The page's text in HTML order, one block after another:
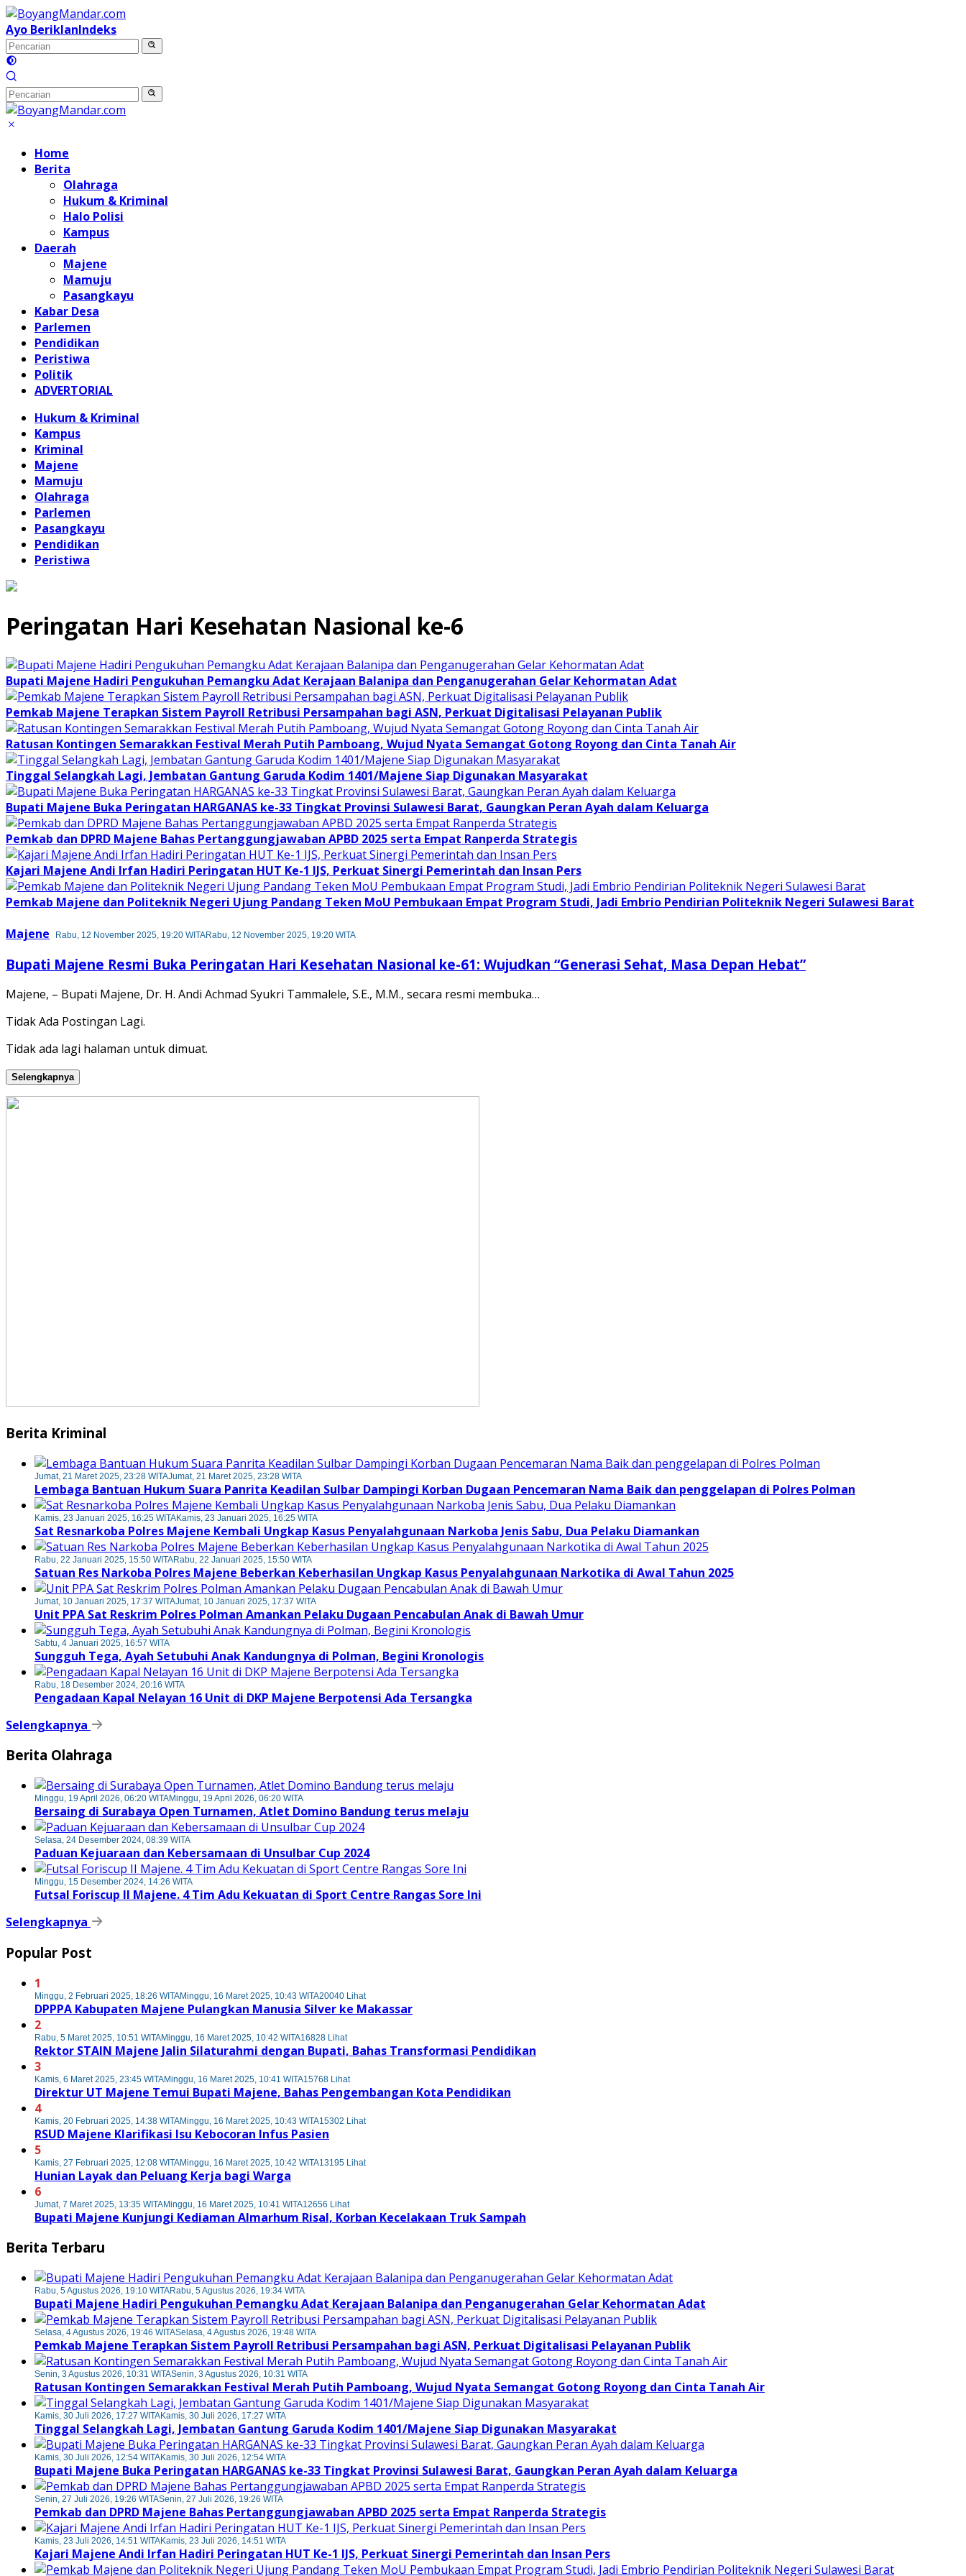
Langsung
ke
konten
Ayo BeriklanIndeks
Home
Berita
Olahraga
Hukum & Kriminal
Halo Polisi
Kampus
Daerah
Majene
Mamuju
Pasangkayu
Kabar Desa
Parlemen
Pendidikan
Peristiwa
Politik
ADVERTORIAL
Hukum & Kriminal
Kampus
Kriminal
Majene
Mamuju
Olahraga
Parlemen
Pasangkayu
Pendidikan
Peristiwa
Peringatan Hari Kesehatan Nasional ke-6
Bupati Majene Hadiri Pengukuhan Pemangku Adat Kerajaan Balanipa dan Penganugerahan Gelar Kehormatan Adat
Pemkab Majene Terapkan Sistem Payroll Retribusi Persampahan bagi ASN, Perkuat Digitalisasi Pelayanan Publik
Ratusan Kontingen Semarakkan Festival Merah Putih Pamboang, Wujud Nyata Semangat Gotong Royong dan Cinta Tanah Air
Tinggal Selangkah Lagi, Jembatan Gantung Garuda Kodim 1401/Majene Siap Digunakan Masyarakat
Bupati Majene Buka Peringatan HARGANAS ke-33 Tingkat Provinsi Sulawesi Barat, Gaungkan Peran Ayah dalam Keluarga
Pemkab dan DPRD Majene Bahas Pertanggungjawaban APBD 2025 serta Empat Ranperda Strategis
Kajari Majene Andi Irfan Hadiri Peringatan HUT Ke-1 IJS, Perkuat Sinergi Pemerintah dan Insan Pers
Pemkab Majene dan Politeknik Negeri Ujung Pandang Teken MoU Pembukaan Empat Program Studi, Jadi Embrio Pendirian Politeknik Negeri Sulawesi Barat
Majene
Rabu, 12 November 2025, 19:20 WITARabu, 12 November 2025, 19:20 WITA
Bupati Majene Resmi Buka Peringatan Hari Kesehatan Nasional ke-61: Wujudkan “Generasi Sehat, Masa Depan Hebat”
Majene, – Bupati Majene, Dr. H. Andi Achmad Syukri Tammalele, S.E., M.M., secara resmi membuka…
Tidak Ada Postingan Lagi.
Tidak ada lagi halaman untuk dimuat.
Selengkapnya
Berita Kriminal
Jumat, 21 Maret 2025, 23:28 WITAJumat, 21 Maret 2025, 23:28 WITA
Lembaga Bantuan Hukum Suara Panrita Keadilan Sulbar Dampingi Korban Dugaan Pencemaran Nama Baik dan penggelapan di Polres Polman
Kamis, 23 Januari 2025, 16:25 WITAKamis, 23 Januari 2025, 16:25 WITA
Sat Resnarkoba Polres Majene Kembali Ungkap Kasus Penyalahgunaan Narkoba Jenis Sabu, Dua Pelaku Diamankan
Rabu, 22 Januari 2025, 15:50 WITARabu, 22 Januari 2025, 15:50 WITA
Satuan Res Narkoba Polres Majene Beberkan Keberhasilan Ungkap Kasus Penyalahgunaan Narkotika di Awal Tahun 2025
Jumat, 10 Januari 2025, 17:37 WITAJumat, 10 Januari 2025, 17:37 WITA
Unit PPA Sat Reskrim Polres Polman Amankan Pelaku Dugaan Pencabulan Anak di Bawah Umur
Sabtu, 4 Januari 2025, 16:57 WITA
Sungguh Tega, Ayah Setubuhi Anak Kandungnya di Polman, Begini Kronologis
Rabu, 18 Desember 2024, 20:16 WITA
Pengadaan Kapal Nelayan 16 Unit di DKP Majene Berpotensi Ada Tersangka
Selengkapnya
Berita Olahraga
Minggu, 19 April 2026, 06:20 WITAMinggu, 19 April 2026, 06:20 WITA
Bersaing di Surabaya Open Turnamen, Atlet Domino Bandung terus melaju
Selasa, 24 Desember 2024, 08:39 WITA
Paduan Kejuaraan dan Kebersamaan di Unsulbar Cup 2024
Minggu, 15 Desember 2024, 14:26 WITA
Futsal Foriscup II Majene. 4 Tim Adu Kekuatan di Sport Centre Rangas Sore Ini
Selengkapnya
Popular Post
1
Minggu, 2 Februari 2025, 18:26 WITAMinggu, 16 Maret 2025, 10:43 WITA20040 Lihat
DPPPA Kabupaten Majene Pulangkan Manusia Silver ke Makassar
2
Rabu, 5 Maret 2025, 10:51 WITAMinggu, 16 Maret 2025, 10:42 WITA16828 Lihat
Rektor STAIN Majene Jalin Silaturahmi dengan Bupati, Bahas Transformasi Pendidikan
3
Kamis, 6 Maret 2025, 23:45 WITAMinggu, 16 Maret 2025, 10:41 WITA15768 Lihat
Direktur UT Majene Temui Bupati Majene, Bahas Pengembangan Kota Pendidikan
4
Kamis, 20 Februari 2025, 14:38 WITAMinggu, 16 Maret 2025, 10:43 WITA15302 Lihat
RSUD Majene Klarifikasi Isu Kebocoran Infus Pasien
5
Kamis, 27 Februari 2025, 12:08 WITAMinggu, 16 Maret 2025, 10:42 WITA13195 Lihat
Hunian Layak dan Peluang Kerja bagi Warga
6
Jumat, 7 Maret 2025, 13:35 WITAMinggu, 16 Maret 2025, 10:41 WITA12656 Lihat
Bupati Majene Kunjungi Kediaman Almarhum Risal, Korban Kecelakaan Truk Sampah
Berita Terbaru
Rabu, 5 Agustus 2026, 19:10 WITARabu, 5 Agustus 2026, 19:34 WITA
Bupati Majene Hadiri Pengukuhan Pemangku Adat Kerajaan Balanipa dan Penganugerahan Gelar Kehormatan Adat
Selasa, 4 Agustus 2026, 19:46 WITASelasa, 4 Agustus 2026, 19:48 WITA
Pemkab Majene Terapkan Sistem Payroll Retribusi Persampahan bagi ASN, Perkuat Digitalisasi Pelayanan Publik
Senin, 3 Agustus 2026, 10:31 WITASenin, 3 Agustus 2026, 10:31 WITA
Ratusan Kontingen Semarakkan Festival Merah Putih Pamboang, Wujud Nyata Semangat Gotong Royong dan Cinta Tanah Air
Kamis, 30 Juli 2026, 17:27 WITAKamis, 30 Juli 2026, 17:27 WITA
Tinggal Selangkah Lagi, Jembatan Gantung Garuda Kodim 1401/Majene Siap Digunakan Masyarakat
Kamis, 30 Juli 2026, 12:54 WITAKamis, 30 Juli 2026, 12:54 WITA
Bupati Majene Buka Peringatan HARGANAS ke-33 Tingkat Provinsi Sulawesi Barat, Gaungkan Peran Ayah dalam Keluarga
Senin, 27 Juli 2026, 19:26 WITASenin, 27 Juli 2026, 19:26 WITA
Pemkab dan DPRD Majene Bahas Pertanggungjawaban APBD 2025 serta Empat Ranperda Strategis
Kamis, 23 Juli 2026, 14:51 WITAKamis, 23 Juli 2026, 14:51 WITA
Kajari Majene Andi Irfan Hadiri Peringatan HUT Ke-1 IJS, Perkuat Sinergi Pemerintah dan Insan Pers